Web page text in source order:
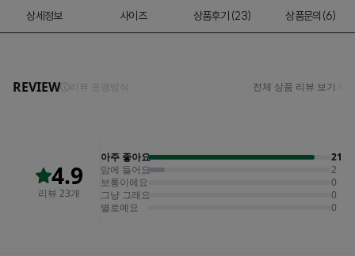
상세정보 사이즈 상품후기 (23) 상품문의(6)